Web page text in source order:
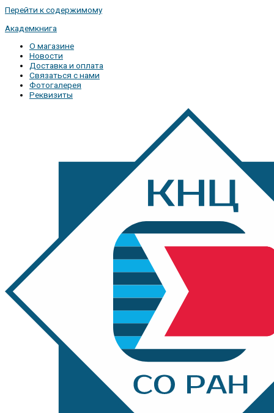
Перейти к содержимому
Академкнига
О магазине
Новости
Доставка и оплата
Связаться с нами
Фотогалерея
Реквизиты